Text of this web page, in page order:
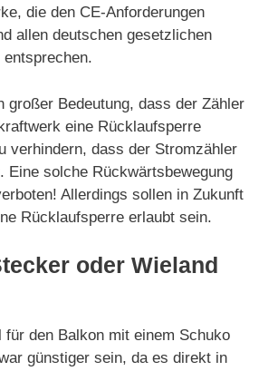
die den CE-Anforderungen
allen deutschen gesetzlichen
entsprechen.
großer Bedeutung, dass der Zähler
eine Rücklaufsperre
verhindern, dass der Stromzähler
Eine solche Rückwärtsbewegung
Allerdings sollen in Zukunft
Rücklaufsperre erlaubt sein.
oder Wieland
für den Balkon mit einem Schuko
günstiger sein, da es direkt in